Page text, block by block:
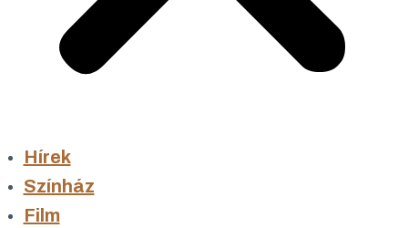
Hírek
Színház
Film